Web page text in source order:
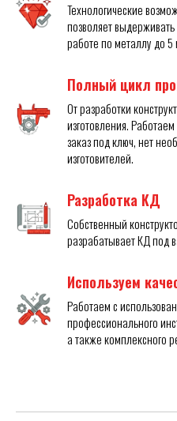
Технологические
позволяет
работе по металлу до 5
Полный цикл
От разработки
изготовления.
заказ под ключ, нет
изготовителей.
Разработка КД
Собственный
разрабатывает КД под
Используем
Работаем с
профессионального
а также комплексного